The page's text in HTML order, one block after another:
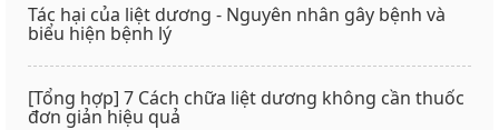
Tác hại của liệt dương - Nguyên nhân gây bệnh và
biểu hiện bệnh lý
[Tổng hợp] 7 Cách chữa liệt dương không cần thuốc
đơn giản hiệu quả